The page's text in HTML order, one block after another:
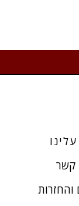
קשר
והחזרות